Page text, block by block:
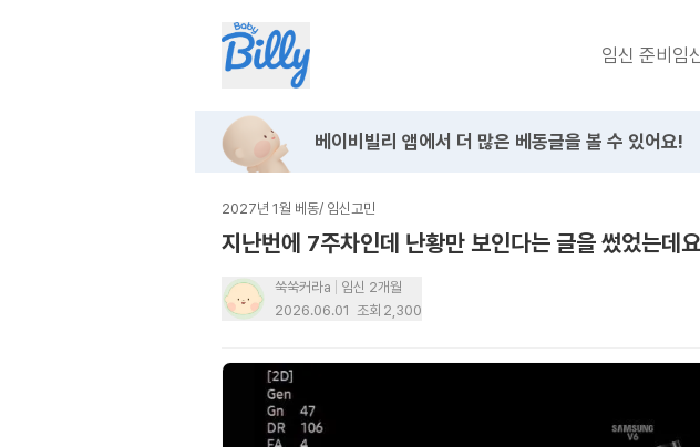
임신 준비임
베이비빌리 앱에서 더 많은 베동글을 볼 수 있어요!
2027년 1월 베동/ 임신고민
지난번에 7주차인데 난황만 보인다는 글을 썼었는데요
쑥쑥커라a
임신 2개월
2026.06.01 조회 2,300